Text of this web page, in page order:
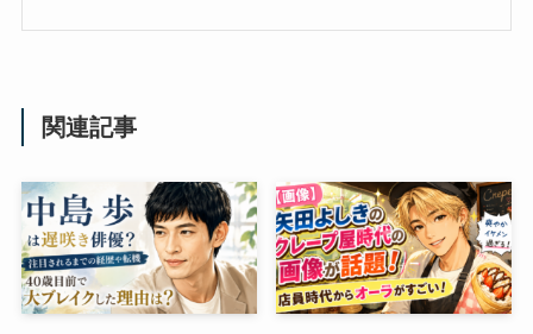
関連記事